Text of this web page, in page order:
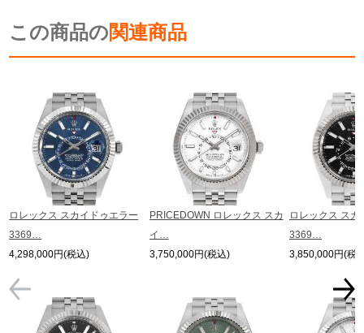
この商品の関連商品
ロレックス スカイドゥエラー
3369…
4,298,000円(税込)
PRICEDOWN ロレックス スカ
イ…
3,750,000円(税込)
ロレックス スカ
3369…
3,850,000円(税
ます。
の掲載を控えております。
※当店では店頭販売も行っております為、サイトでのご注文と店頭処理との時
間差で在庫切れになる場合がございます。
予めご了承くださいませ。
また、ご来店にてご購入を希望される場合にも、事前に在庫の確認をお電話か
メールにてお問い合わせいただけますようお願いいたします。
※アンティーク品やユーズド品の場合、外装および内部機械に代替部品を使用
している場合がございます。
※表示の定価は、入荷時の価格となっております。
現在の定価と異なる場合がございますのでご了承くださいませ。